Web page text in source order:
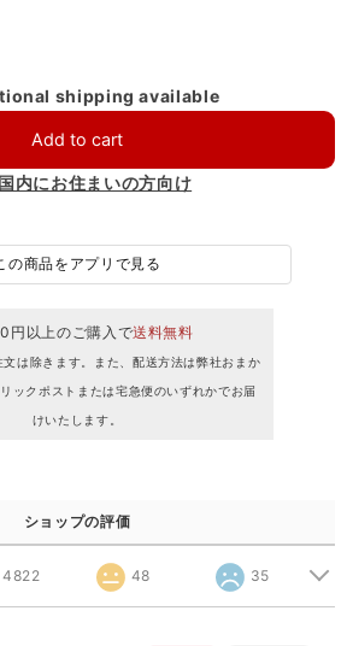
shipping available
Add to cart
内にお住まいの方向け
の商品をアプリで見る
円以上のご購入で送料無料
は除きます。また、配送方法は弊社おまか
ックポストまたは宅急便のいずれかでお届
けいたします。
ショップの評価
4822 48 35